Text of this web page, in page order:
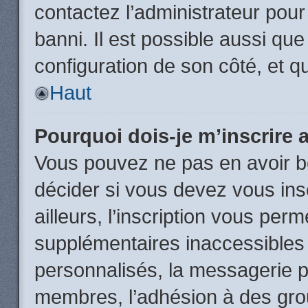
contactez l’administrateur
banni. Il est possible aussi
configuration de son côté, et
Haut
Pourquoi dois-je m’inscrire
Vous pouvez ne pas en avoir
décider si vous devez vous
ailleurs, l’inscription vous
supplémentaires
personnalisés, la messagerie
membres, l’adhésion à des